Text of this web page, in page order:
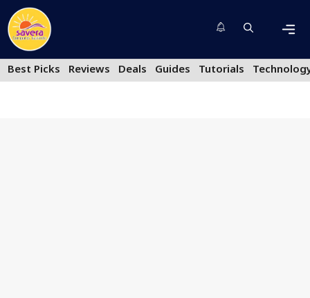
Skip
to
content
Best Picks
Reviews Deals Guides Tutorials